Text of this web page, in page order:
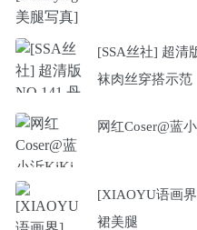
[SSA丝社] 超清
袜肉丝穿搭示范
网红Coser@蓝
[XIAOYU语画
裙美腿